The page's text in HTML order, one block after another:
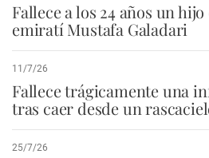
Fallece a los 24 años un
emiratí Mustafa Galadari
11/7/26
Fallece trágicamente una
tras caer desde un
25/7/26